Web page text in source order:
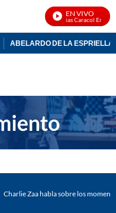
EN VIVO
Noticias Caracol En Vivo
ABELARDO DE LA ESPRIELLA
Charlie Zaa habla sobre los